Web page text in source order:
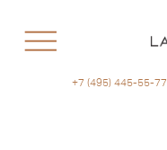
+7 (495) 445-55-77